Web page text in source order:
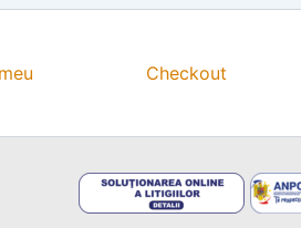
Checkout